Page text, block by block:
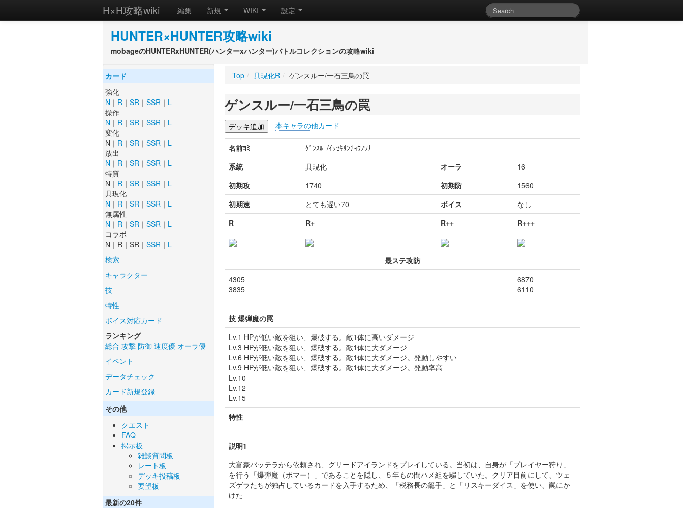
H×H攻略wiki 編集 新規 WIKI 設定
HUNTER×HUNTER攻略wiki
mobageのHUNTERxHUNTER(ハンターxハンター)バトルコレクションの攻略wiki
カード
強化
N ｜ R ｜ SR ｜ SSR ｜ L
操作
N ｜ R ｜ SR ｜ SSR ｜ L
変化
N｜ R ｜ SR ｜ SSR ｜ L
放出
N ｜ R ｜ SR ｜ SSR ｜ L
特質
N｜ R ｜ SR ｜ SSR ｜ L
具現化
N ｜ R ｜ SR ｜ SSR ｜ L
無属性
N ｜ R ｜ SR ｜ SSR ｜ L
コラボ
N｜R｜SR｜ SSR ｜ L
検索
キャラクター
技
特性
ボイス対応カード
ランキング
総合 攻撃 防御 速度優 オーラ優
イベント
データチェック
カード新規登録
その他
クエスト
FAQ
掲示板
雑談質問板
レート板
デッキ投稿板
要望板
最新の20件
Top / 具現化R / ゲンスルー/一石三鳥の罠
ゲンスルー/一石三鳥の罠
本キャラの他カード
名前ﾖﾐ
ｹﾞﾝｽﾙｰ/ｲｯｾｷｻﾝﾁｮｳﾉﾜﾅ
系統
具現化 オーラ
16
初期攻
1740 初期防
1560
初期速
とても遅い70 ボイス
なし
R
R+ R++ R+++
最ステ攻防
4305
3835
6870
6110
技 爆弾魔の罠
Lv.1 HPが低い敵を狙い、爆破する。敵1体に高いダメージ
Lv.3 HPが低い敵を狙い、爆破する。敵1体に大ダメージ
Lv.6 HPが低い敵を狙い、爆破する。敵1体に大ダメージ。発動しやすい
Lv.9 HPが低い敵を狙い、爆破する。敵1体に大ダメージ。発動率高
Lv.10
Lv.12
Lv.15
特性
説明1
大富豪バッテラから依頼され、グリードアイランドをプレイしている。当初は、自身が「プレイヤー狩り」
を行う「爆弾魔（ボマー）」であることを隠し、５年もの間ハメ組を騙していた。クリア目前にして、ツェ
ズゲラたちが独占しているカードを入手するため、「税務長の籠手」と「リスキーダイス」を使い、罠にか
けた